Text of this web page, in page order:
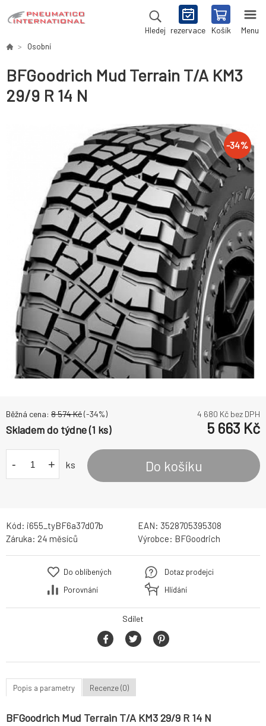
Hledej rezervace Košík Menu
Osobní
BFGoodrich Mud Terrain T/A KM3
29/9 R 14 N
-34%
Běžná cena: 8 574Kč(-34%) 4 680 Kč bez DPH
Skladem do týdne (1 ks) 5 663 Kč
- + ks Do košíku
Kód: i655_tyBF6a37d07b EAN: 3528705395308
Záruka: 24 měsíců Výrobce: BFGoodrich
Do oblíbených
Porovnání
Dotaz prodejci
Hlídání
Sdílet
Popis a parametry Recenze (0)
BFGoodrich Mud Terrain T/A KM3 29/9 R 14 N